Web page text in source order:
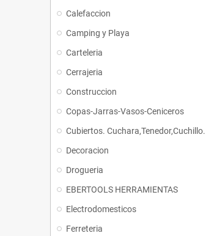
Calefaccion
Camping y Playa
Carteleria
Cerrajeria
Construccion
Copas-Jarras-Vasos-Ceniceros
Cubiertos. Cuchara,Tenedor,Cuchillo.
Decoracion
Drogueria
EBERTOOLS HERRAMIENTAS
Electrodomesticos
Ferreteria